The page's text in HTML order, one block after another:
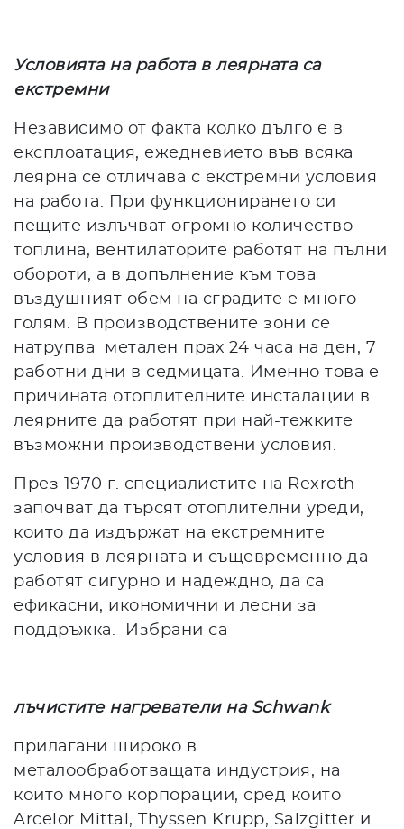
Условията на работа в леярната са
екстремни
Независимо от факта колко дълго е в
експлоатация, ежедневието във всяка
леярна се отличава с екстремни условия
на работа. При функционирането си
пещите излъчват огромно количество
топлина, вентилаторите работят на пълни
обороти, а в допълнение към това
въздушният обем на сградите е много
голям. В производствените зони се
натрупва метален прах 24 часа на ден, 7
работни дни в седмицата. Именно това е
причината отоплителните инсталации в
леярните да работят при най-тежките
възможни производствени условия.
През 1970 г. специалистите на Rexroth
започват да търсят отоплителни уреди,
които да издържат на екстремните
условия в леярната и същевременно да
работят сигурно и надеждно, да са
ефикасни, икономични и лесни за
поддръжка. Избрани са
лъчистите нагреватели на Schwank
прилагани широко в
металообработващата индустрия, на
които много корпорации, сред които
Arcelor Mittal, Thyssen Krupp, Salzgitter и